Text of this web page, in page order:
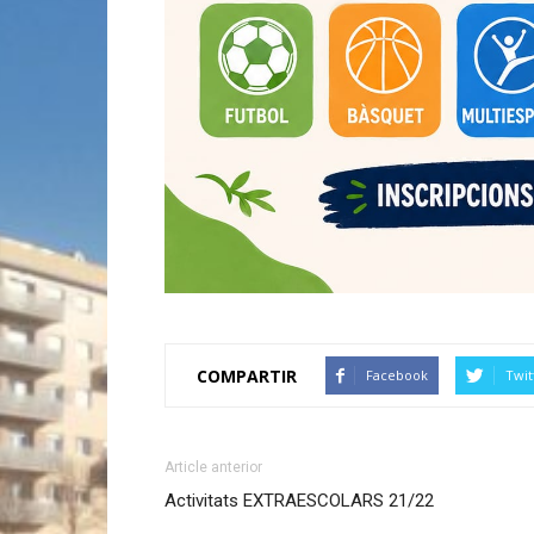
COMPARTIR Facebook
Article anterior
Activitats EXTRAESCOLARS 21/22